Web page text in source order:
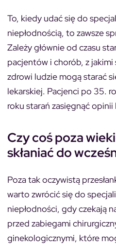
To, kiedy udać się do
niepłodnością, to zawsze
Zależy głównie od czasu
pacjentów i chorób, z jakimi
zdrowi ludzie mogą starać
lekarskiej. Pacjenci po 35.
roku starań zasięgnąć opinii
Czy coś poza
skłaniać do
Poza tak oczywistą
warto zwrócić się do
niepłodności, gdy czekają
przed zabiegami
ginekologicznymi, które